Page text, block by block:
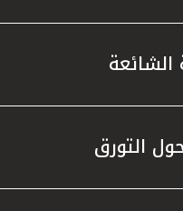
الشائعة
التورق